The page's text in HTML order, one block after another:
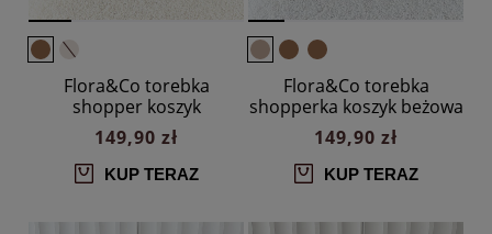
Flora&Co torebka
shopper koszyk
ciemnobeżowa z czarnym
149,90 zł
KUP TERAZ
Flora&Co torebka
shopperka koszyk beżowa
149,90 zł
KUP TERAZ